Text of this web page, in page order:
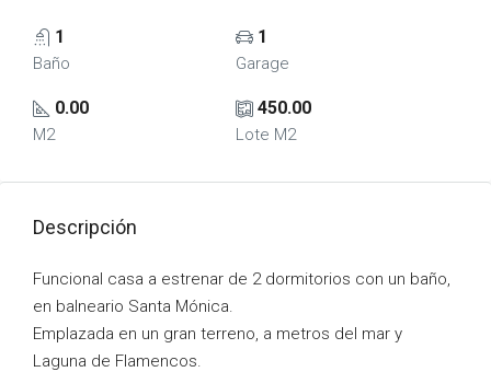
1
Baño
1
Garage
0.00
M2
450.00
Lote M2
Descripción
Funcional casa a estrenar de 2 dormitorios con un baño,
en balneario Santa Mónica.
Emplazada en un gran terreno, a metros del mar y
Laguna de Flamencos.